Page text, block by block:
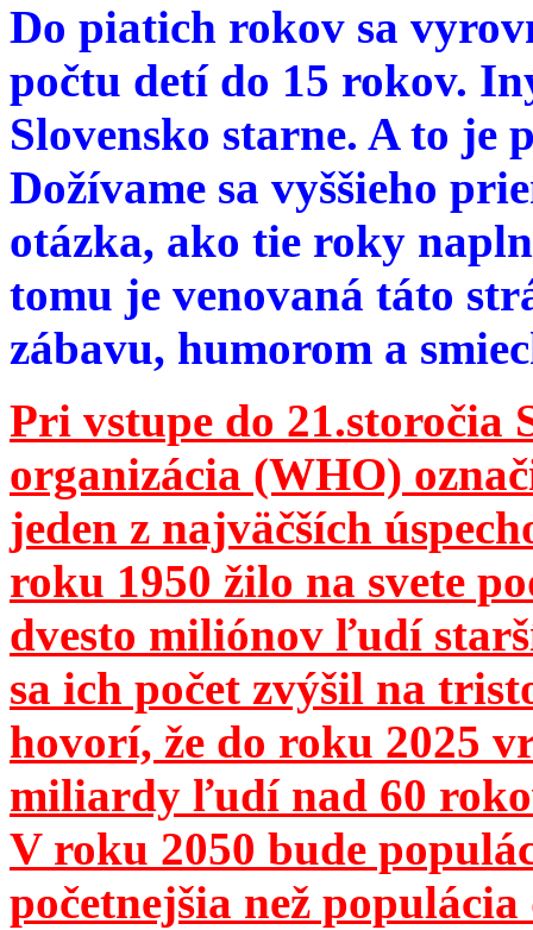
Do piatich rokov sa
počtu detí do 15 rokov.
Slovensko starne. A to je
Dožívame sa vyššieho
otázka, ako tie roky
tomu je venovaná táto
zábavu, humorom a
Pri vstupe do 21.storočia
organizácia (WHO)
jeden z najväčších
roku 1950 žilo na svete
dvesto miliónov ľudí
sa ich počet zvýšil na
hovorí, že do roku 2025
miliardy ľudí nad 60
V roku 2050 bude
početnejšia než